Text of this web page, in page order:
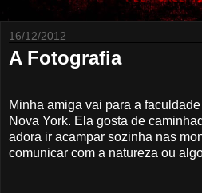
16/12/2012
A Fotografia
Minha amiga vai para a
Nova York. Ela gosta de
adora ir acampar sozinha nas
comunicar com a natureza ou